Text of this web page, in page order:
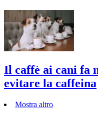
Il caffè ai cani fa
evitare la caffeina
Mostra altro